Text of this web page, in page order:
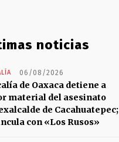
noticias
06/08/2026
de Oaxaca detiene a
material del asesinato
de Cacahuatepec;
con «Los Rusos»